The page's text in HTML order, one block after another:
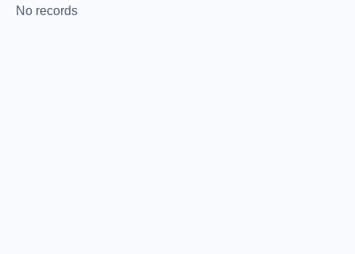
No records